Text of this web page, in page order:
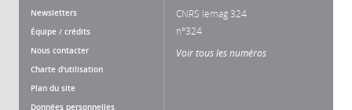
Newsletters
Équipe / crédits
Nous contacter
Charte d'utilisation
Plan du site
Données personnelles
CNRS lemag 324
n°324
Voir tous les numéros